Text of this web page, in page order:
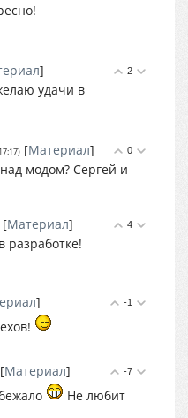
2
]
удачи в
0
[Материал]
модом? Сергей и
4
[Материал]
разработке!
-1
]
-7
[Материал]
Не любит